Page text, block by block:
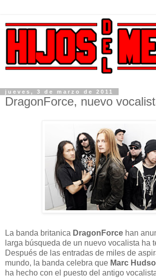
jueves, 3 de marzo de 2011
DragonForce, nuevo
La banda britanica DragonForce han
larga búsqueda de un nuevo vocalista ha
Después de las entradas de miles de
mundo, la banda celebra que Marc
ha hecho con el puesto del antigo